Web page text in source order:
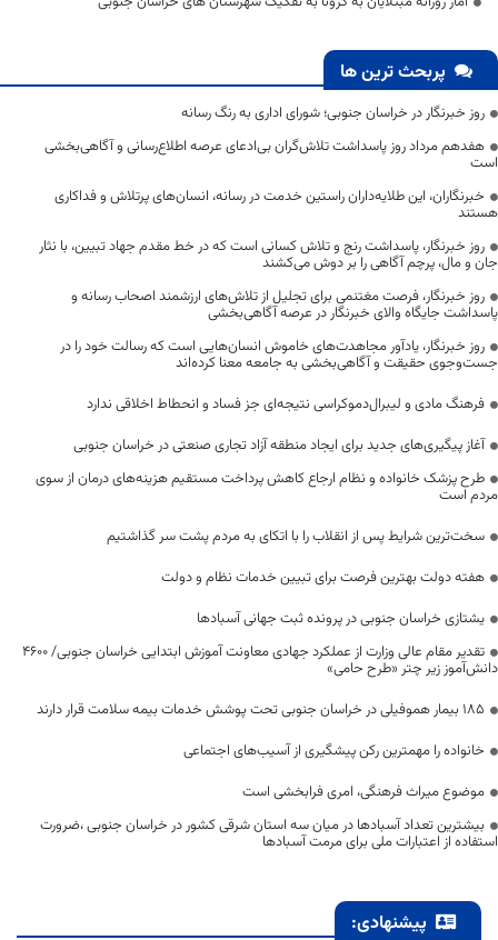
پربحث ترین ها
روز خبرنگار در خراسان جنوبی؛ شورای اداری به رنگ رسانه
هفدهم مرداد روز پاسداشت تلاش‌گران بی‌ادعای عرصه اطلاع‌رسانی و آگاهی‌بخشی
است
خبرنگاران، این طلایه‌داران راستین خدمت در رسانه، انسان‌های پرتلاش و فداکاری
هستند
روز خبرنگار، پاسداشت رنج و تلاش کسانی است که در خط مقدم جهاد تبیین، با نثار
جان و مال، پرچم آگاهی را بر دوش می‌کشند
روز خبرنگار، فرصت مغتنمی برای تجلیل از تلاش‌های ارزشمند اصحاب رسانه و
پاسداشت جایگاه والای خبرنگار در عرصه آگاهی‌بخشی
روز خبرنگار، یادآور مجاهدت‌های خاموش انسان‌هایی است که رسالت خود را در
جست‌وجوی حقیقت و آگاهی‌بخشی به جامعه معنا کرده‌اند
فرهنگ مادی و لیبرال‌دموکراسی نتیجه‌ای جز فساد و انحطاط اخلاقی ندارد
آغاز پیگیری‌های جدید برای ایجاد منطقه آزاد تجاری صنعتی در خراسان جنوبی
طرح پزشک خانواده و نظام ارجاع کاهش پرداخت مستقیم هزینه‌های درمان از سوی
مردم است
سخت‌ترین شرایط پس از انقلاب را با اتکای به مردم پشت سر گذاشتیم
هفته دولت بهترین فرصت برای تبیین خدمات نظام و دولت
یشتازی خراسان جنوبی در پرونده ثبت جهانی آسبادها
تقدیر مقام عالی وزارت از عملکرد جهادی معاونت آموزش ابتدایی خراسان جنوبی/ ۴۶۰۰
دانش‌آموز زیر چتر «طرح حامی»
۱۸۵ بیمار هموفیلی در خراسان جنوبی تحت پوشش خدمات بیمه سلامت قرار دارند
خانواده را مهمترین رکن پیشگیری از آسیب‌های اجتماعی
موضوع میراث فرهنگی، امری فرابخشی است
بیشترین تعداد آسبادها در میان سه استان شرقی کشور در خراسان جنوبی ،ضرورت
استفاده از اعتبارات ملی برای مرمت آسبادها
پیشنهادی: